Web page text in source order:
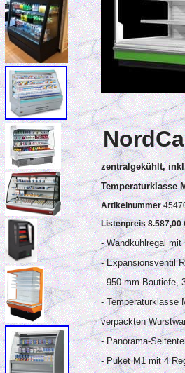
zentralgekühlt,
Temperaturklasse
Artikelnummer
Listenpreis 8.587,00
- Wandkühlregal
- Expansionsventil
- 950 mm Bautiefe,
- Temperaturklasse
verpackten
- Panorama-
- Puket M1 mit 4